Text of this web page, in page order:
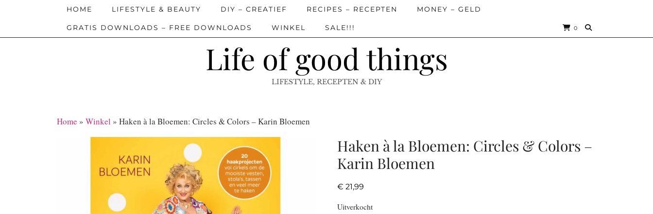
Life of good things
LIFESTYLE, RECEPTEN & DIY
HOME LIFESTYLE & BEAUTY DIY – CREATIEF RECIPES – RECEPTEN MONEY – GELD
GRATIS DOWNLOADS – FREE DOWNLOADS WINKEL SALE!!! 0
Home » Winkel » Haken à la Bloemen: Circles & Colors – Karin Bloemen
Haken à la Bloemen: Circles & Colors –
Karin Bloemen
€ 21,99
Uitverkocht